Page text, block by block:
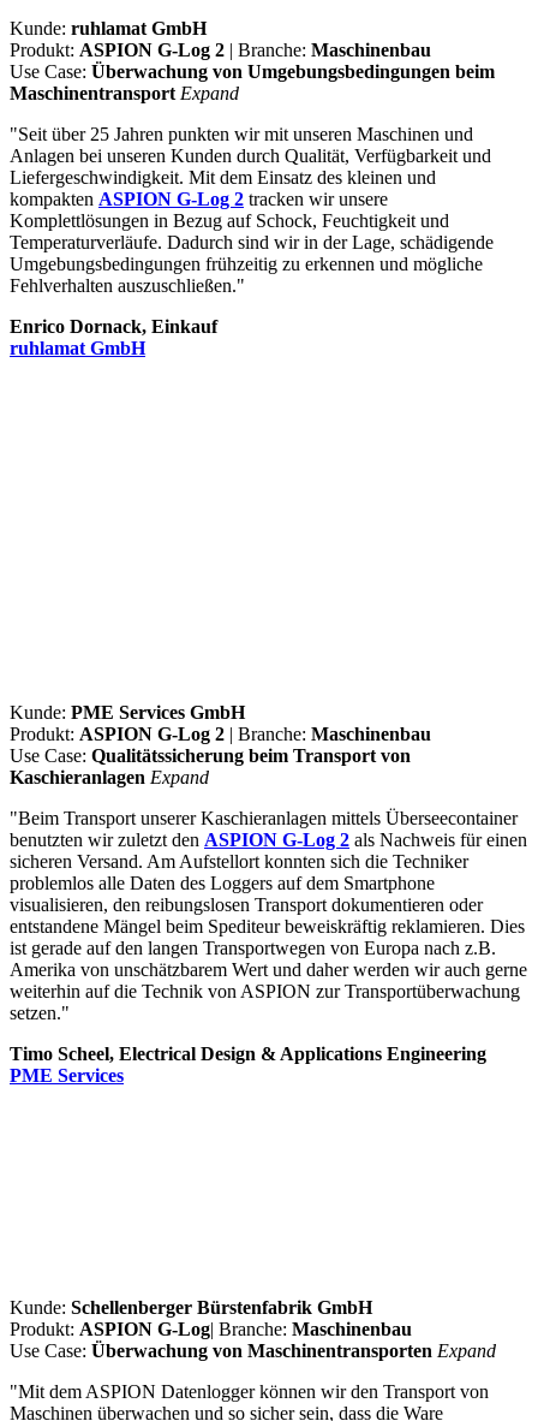
Kunde: ruhlamat GmbH
Produkt: ASPION G-Log 2 | Branche: Maschinenbau
Use Case: Überwachung von Umgebungsbedingungen beim
Maschinentransport Expand
"Seit über 25 Jahren punkten wir mit unseren Maschinen und
Anlagen bei unseren Kunden durch Qualität, Verfügbarkeit und
Liefergeschwindigkeit. Mit dem Einsatz des kleinen und
kompakten ASPION G-Log 2 tracken wir unsere
Komplettlösungen in Bezug auf Schock, Feuchtigkeit und
Temperaturverläufe. Dadurch sind wir in der Lage, schädigende
Umgebungsbedingungen frühzeitig zu erkennen und mögliche
Fehlverhalten auszuschließen."
Enrico Dornack, Einkauf
ruhlamat GmbH
Kunde: PME Services GmbH
Produkt: ASPION G-Log 2 | Branche: Maschinenbau
Use Case: Qualitätssicherung beim Transport von
Kaschieranlagen Expand
"Beim Transport unserer Kaschieranlagen mittels Überseecontainer
benutzten wir zuletzt den ASPION G-Log 2 als Nachweis für einen
sicheren Versand. Am Aufstellort konnten sich die Techniker
problemlos alle Daten des Loggers auf dem Smartphone
visualisieren, den reibungslosen Transport dokumentieren oder
entstandene Mängel beim Spediteur beweiskräftig reklamieren. Dies
ist gerade auf den langen Transportwegen von Europa nach z.B.
Amerika von unschätzbarem Wert und daher werden wir auch gerne
weiterhin auf die Technik von ASPION zur Transportüberwachung
setzen."
Timo Scheel, Electrical Design & Applications Engineering
PME Services
Kunde: Schellenberger Bürstenfabrik GmbH
Produkt: ASPION G-Log| Branche: Maschinenbau
Use Case: Überwachung von Maschinentransporten Expand
"Mit dem ASPION Datenlogger können wir den Transport von
Maschinen überwachen und so sicher sein, dass die Ware